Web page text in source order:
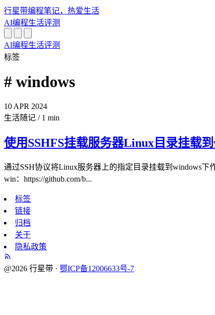
行星带编程笔记，热爱生活
AI编程生活评测
AI编程生活评测
标签
# windows
10 APR 2024
生活随记 / 1 min
使用SSHFS挂载服务器Linux目录挂载
通过SSH协议将Linux服务器上的指定目录挂载到windows
win：https://github.com/b...
标签
链接
归档
关于
隐私政策
@2026 行星带 · 鄂ICP备12006633号-7